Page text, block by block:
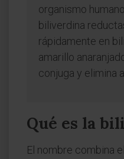
organismo
biliverdina
rápidamente en
amarillo
conjuga y elimina
Qué es la
El nombre combina